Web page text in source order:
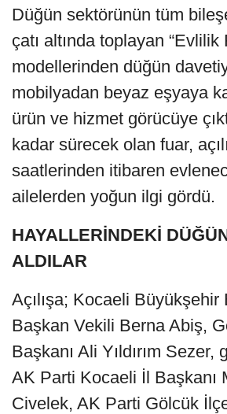
Düğün sektörünün tüm
çatı altında toplayan “Evlilik
modellerinden düğün
mobilyadan beyaz eşyaya
ürün ve hizmet görücüye
kadar sürecek olan fuar,
saatlerinden itibaren
ailelerden yoğun ilgi gördü.
HAYALLERİNDEKİ
ALDILAR
Açılışa; Kocaeli Büyükşehir
Başkan Vekili Berna Abiş,
Başkanı Ali Yıldırım Sezer,
AK Parti Kocaeli İl Başkanı
Civelek, AK Parti Gölcük